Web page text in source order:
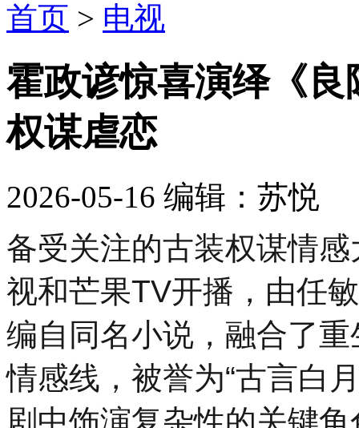
首页 > 电视
霍政谚惊喜演绎《
权谋虐恋
2026-05-16 编辑：苏悦
备受关注的古装权谋情
视和芒果TV开播，由任
编自同名小说，融合了
情感线，被誉为“古言白